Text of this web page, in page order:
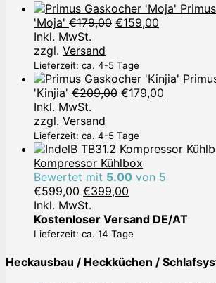
'Moja' €179,00 Ursprünglicher
€179,00
€159,00
Inkl. MwSt.
zzgl. Versand
Lieferzeit: ca. 4-5 Tage
'Kinjia' €209,00 Ursprünglicher
€209,00
€179,00
Inkl. MwSt.
zzgl. Versand
Lieferzeit: ca. 4-5 Tage
Kompressor Kühlbox
Bewertet mit 5.00 von 5
€599,00 Ursprünglicher
Preis
war:
€599,00
€399,00
ist:
€399,00.
Inkl. MwSt.
Kostenloser Versand DE/AT
Lieferzeit: ca. 14 Tage
Heckausbau / Heckküchen /